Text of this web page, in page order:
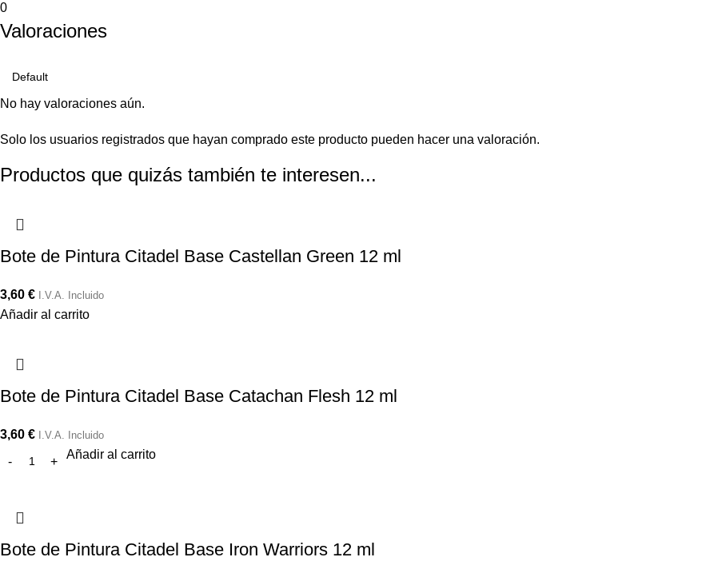
0
Valoraciones
No hay valoraciones aún.
Solo los usuarios registrados que hayan comprado este producto pueden hacer una valoración.
Productos que quizás también te interesen...
Bote de Pintura Citadel Base Castellan Green 12 ml
3,60 € I.V.A. Incluido
Añadir al carrito
Bote de Pintura Citadel Base Catachan Flesh 12 ml
3,60 € I.V.A. Incluido
Añadir al carrito
Bote de Pintura Citadel Base Iron Warriors 12 ml